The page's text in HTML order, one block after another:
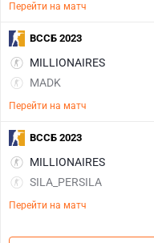
Перейти на матч
MILLIONAIRES
MADK
Перейти на матч
ВССБ 2023
MILLIONAIRES
SILA_PERSILA
Перейти на матч
ВССБ 2023